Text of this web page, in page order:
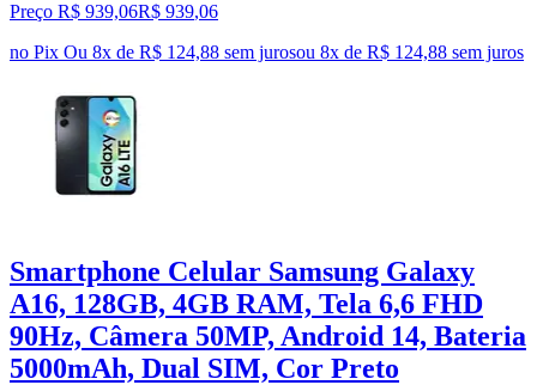
Preço R$ 939,06R$ 939,06
no Pix Ou 8x de R$ 124,88 sem jurosou 8x de R$ 124,88 sem juros
Smartphone Celular Samsung Galaxy
A16, 128GB, 4GB RAM, Tela 6,6 FHD
90Hz, Câmera 50MP, Android 14, Bateria
5000mAh, Dual SIM, Cor Preto